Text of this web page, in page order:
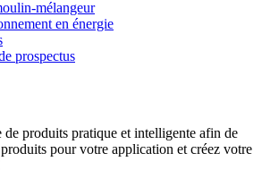
mélangeur
en énergie
prospectus
produits pratique et intelligente afin de
pour votre application et créez votre